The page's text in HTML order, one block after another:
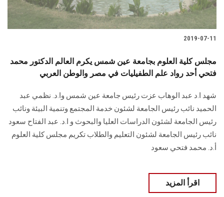
2019-07-11
مجلس كلية العلوم بجامعة عين شمس يكرم العالم الدكتور محمد
فتحي أحد رواد علم الطفيليات في مصر والوطن العربي
شهد ا.د عبد الوهاب عزت رئيس جامعة عين شمس وا.د. نظمي عبد
الحميد نائب رئيس الجامعة لشئون خدمة المجتمع وتنمية البيئة ونائب
رئيس الجامعة لشئون الدراسات العليا والبحوث و ا.د. عبد الفتاح سعود
نائب رئيس الجامعة لشئون التعليم والطلاب تكريم مجلس كلية العلوم
أ.د. محمد فتحي سعود
اقرأ المزيد